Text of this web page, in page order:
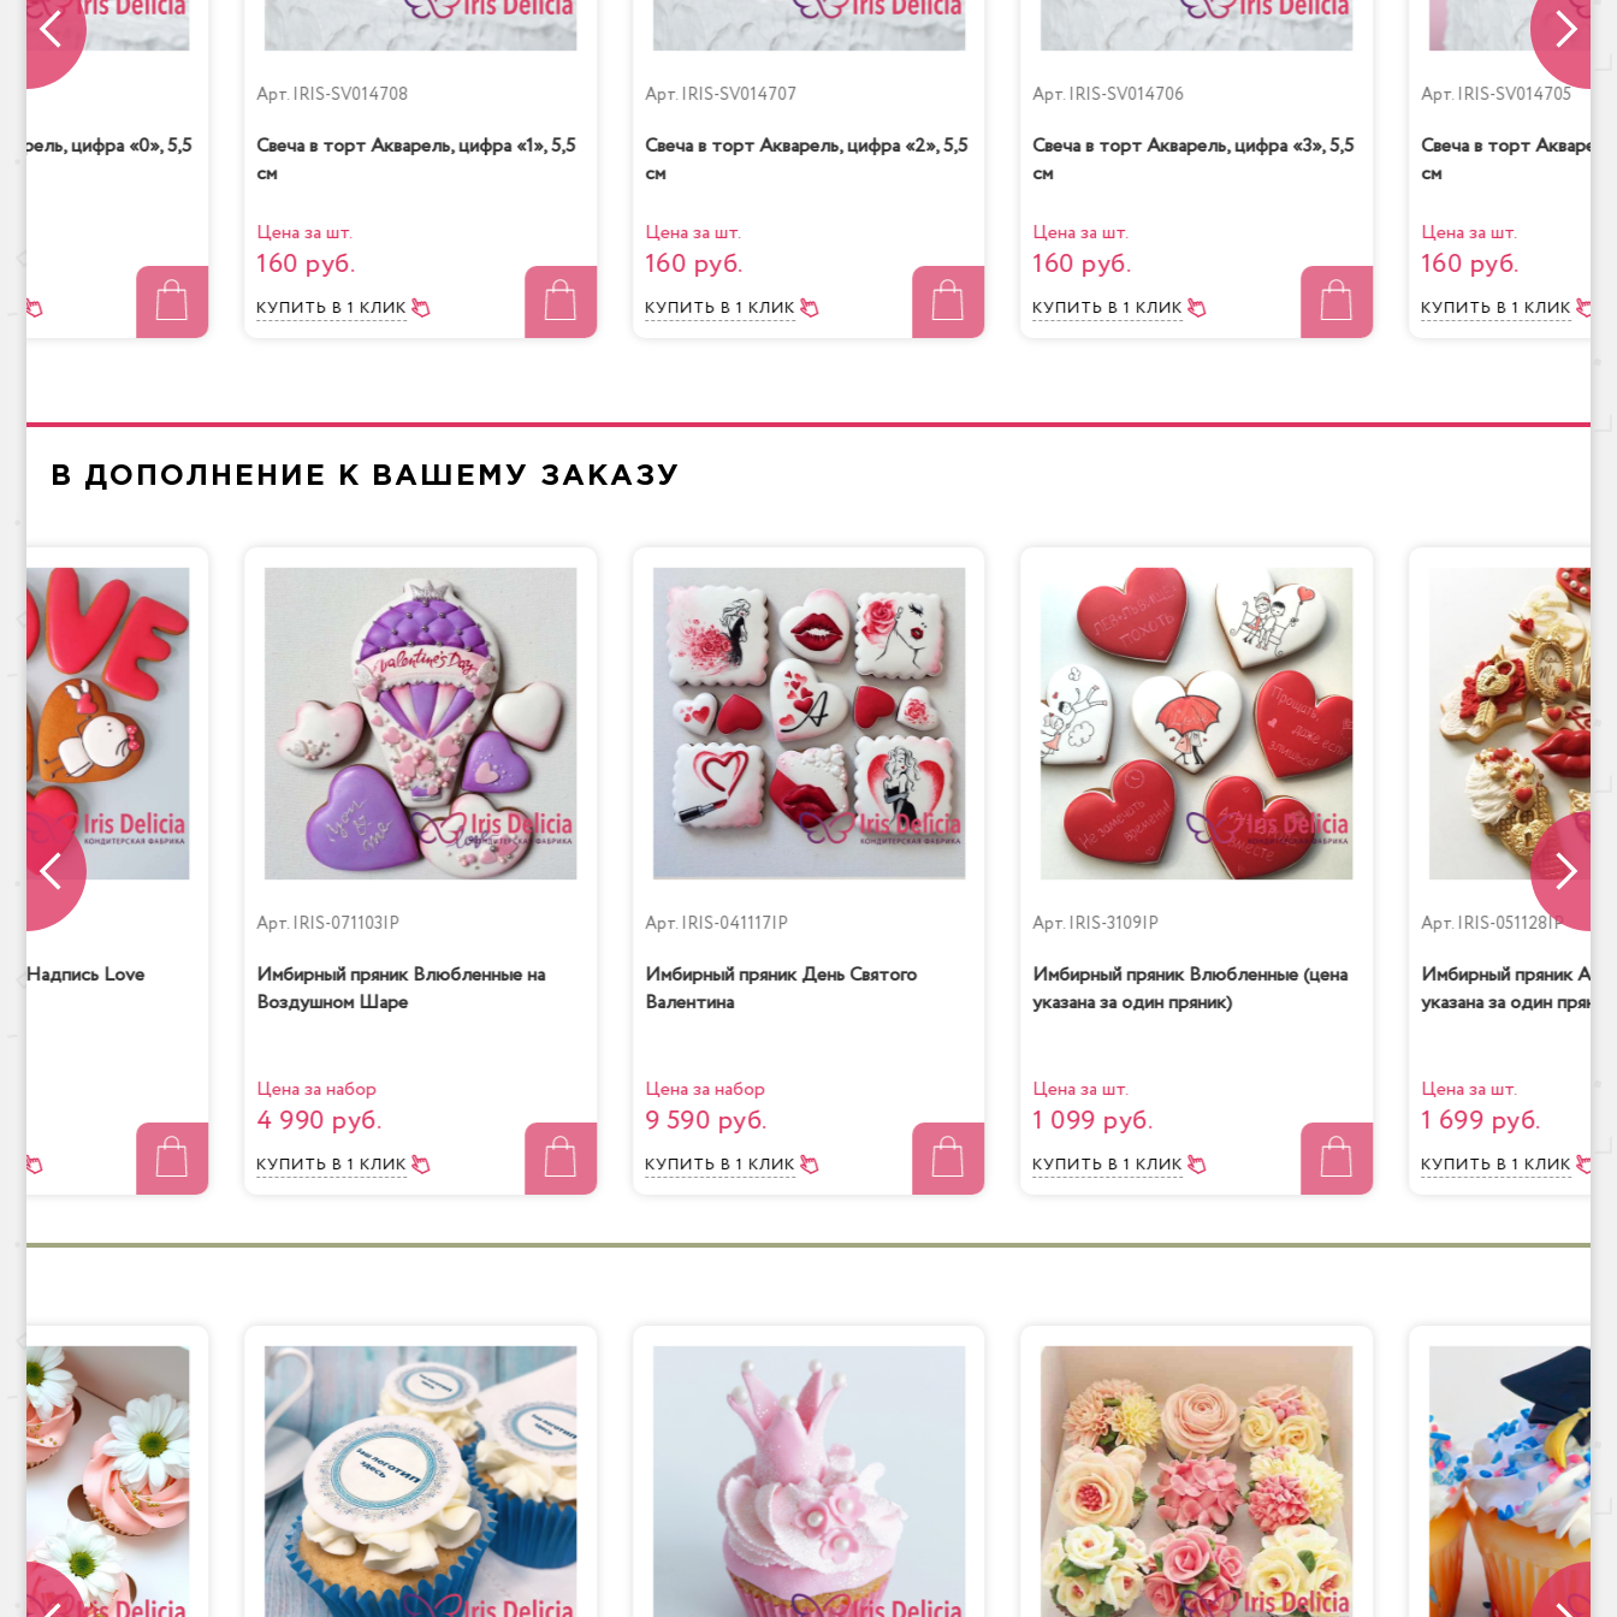
цифра «0», 5,5
Арт. IRIS-SV014708
Свеча в торт Акварель, цифра «1», 5,5
см
Цена за шт.
160 руб.
КУПИТЬВ 1 КЛИК
Арт. IRIS-SV014707
Свеча в торт Акварель, цифра «2», 5,5
см
Цена за шт.
160 руб.
КУПИТЬ В 1 КЛИК
Арт. IRIS-SV014706
Свеча в торт Акварель, цифра «3», 5,5
см
Цена за шт.
160 руб.
КУПИТЬВ 1 КЛИК
Арт. IRIS-SV014705
Свеча в торт
см
Цена за шт.
160 руб.
КУПИТЬ В 1 КЛИК
В ДОПОЛНЕНИЕ К ВАШЕМУ ЗАКАЗУ
Надпись Love
Арт. IRIS-071103IP
Имбирный пряник Влюбленные на
Воздушном Шаре
Цена за набор
4 990 руб.
КУПИТЬВ 1 КЛИК
Арт. IRIS-041117IP
Имбирный пряник День Святого
Валентина
Цена за набор
9 590 руб.
КУПИТЬ В 1 КЛИК
Арт. IRIS-3109IP
Имбирный пряник Влюбленные (цена
указана за один пряник)
Цена за шт.
1 099 руб.
КУПИТЬВ 1 КЛИК
Арт. IRIS-051128IP
Имбирный пряник
указана за один
Цена за шт.
1 699 руб.
КУПИТЬ В 1 КЛИК